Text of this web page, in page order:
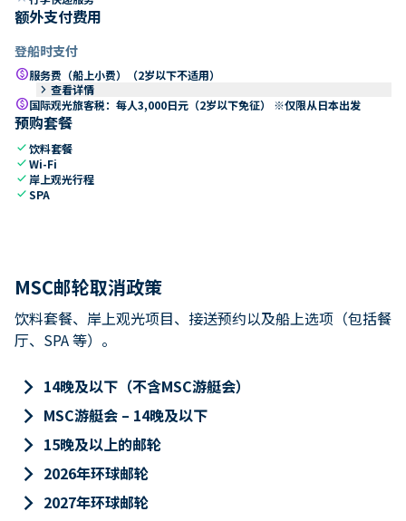
额外支付费用
登船时支付
paid服务费（船上小费）（2岁以下不适用）
keyboard_arrow_right 查看详情
paid国际观光旅客税：每人3,000日元（2岁以下免征） ※仅限从日本出发
预购套餐
check饮料套餐
checkWi-Fi
check 岸上观光行程
checkSPA
MSC邮轮取消政策
饮料套餐、岸上观光项目、接送预约以及船上选项（包括餐
厅、SPA 等）。
keyboard_arrow_right 14晚及以下（不含MSC游艇会）
keyboard_arrow_right MSC游艇会 – 14晚及以下
keyboard_arrow_right 15晚及以上的邮轮
keyboard_arrow_right 2026年环球邮轮
keyboard_arrow_right 2027年环球邮轮